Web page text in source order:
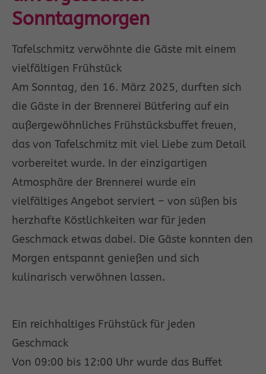
Drop us a line
info@yourdomain.com
About us
Lorem ipsum dolor sit amet, consectetuer
adipiscing elit.
Aenean commodo ligula eget dolor. Aenean
massa. Cum sociis natoque penatibus et
magnis dis parturient montes, nascetur
ridiculus mus. Donec quam felis, ultricies
nec.
Sonntagmorgen
Tafelschmitz verwöhnte die Gäste mit einem
vielfältigen Frühstück
Am Sonntag, den 16. März 2025, durften sich
die Gäste in der Brennerei Bütfering auf ein
außergewöhnliches Frühstücksbuffet freuen,
das von Tafelschmitz mit viel Liebe zum Detail
vorbereitet wurde. In der einzigartigen
Atmosphäre der Brennerei wurde ein
vielfältiges Angebot serviert – von süßen bis
herzhafte Köstlichkeiten war für jeden
Geschmack etwas dabei. Die Gäste konnten den
Morgen entspannt genießen und sich
kulinarisch verwöhnen lassen.
Ein reichhaltiges Frühstück für jeden
Geschmack
Von 09:00 bis 12:00 Uhr wurde das Buffet